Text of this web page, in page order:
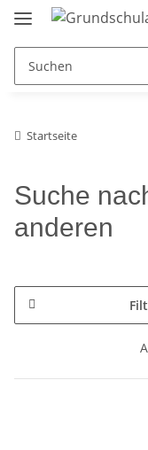
Startseite
Suche
anderen